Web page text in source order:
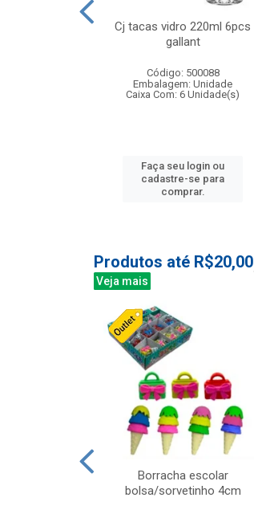
Cj tacas vidro 220ml 6pcs
gallant
Código: 500088
Embalagem: Unidade
Caixa Com: 6 Unidade(s)
Faça seu login ou
cadastre-se para
comprar.
Produtos até R$20,00
Veja mais
Borracha escolar
bolsa/sorvetinho 4cm